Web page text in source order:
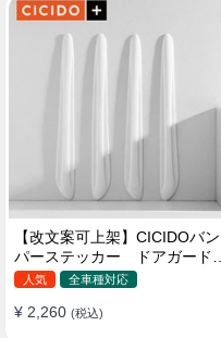
【改文案可上架】CICIDOバン
パーステッカー ドアガード
衝突防止プロテクター 耐スク
人気 全車種対応
¥ 2,260 (税込)